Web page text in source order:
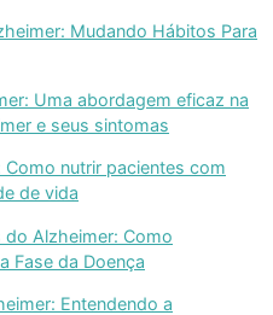
Mudando Hábitos Para
Uma abordagem eficaz na
e seus sintomas
Como nutrir pacientes com
de vida
Alzheimer: Como
Fase da Doença
Entendendo a